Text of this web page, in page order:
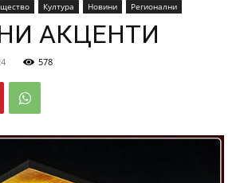
Култура Новини Регионални
АКЦЕНТИ
578